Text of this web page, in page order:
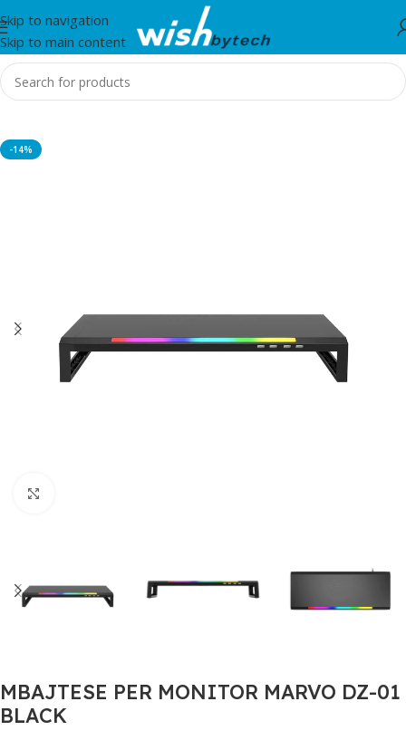
Skip to navigation
Skip to main content
Home/Marvo
-14%
MBAJTESE PER MONITOR MARVO DZ-01
BLACK